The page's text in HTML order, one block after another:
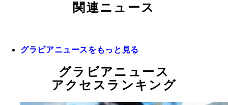
関連ニュース
グラビアニュースをもっと見る
グラビアニュース
アクセスランキング